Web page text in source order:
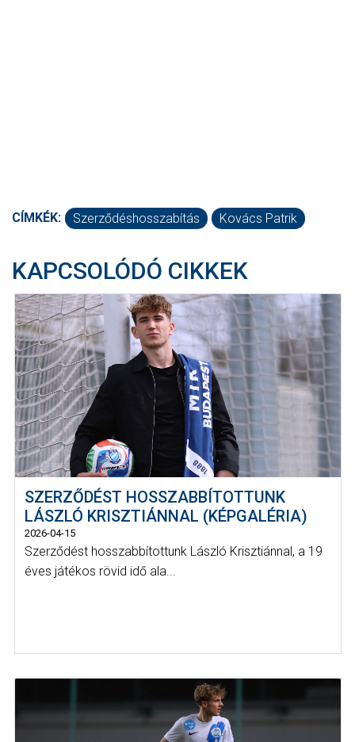
CÍMKÉK: Szerződéshosszabítás Kovács Patrik
KAPCSOLÓDÓ CIKKEK
SZERZŐDÉST HOSSZABBÍTOTTUNK
LÁSZLÓ KRISZTIÁNNAL (KÉPGALÉRIA)
2026-04-15
Szerződést hosszabbítottunk László Krisztiánnal, a 19
éves játékos rövid idő ala...